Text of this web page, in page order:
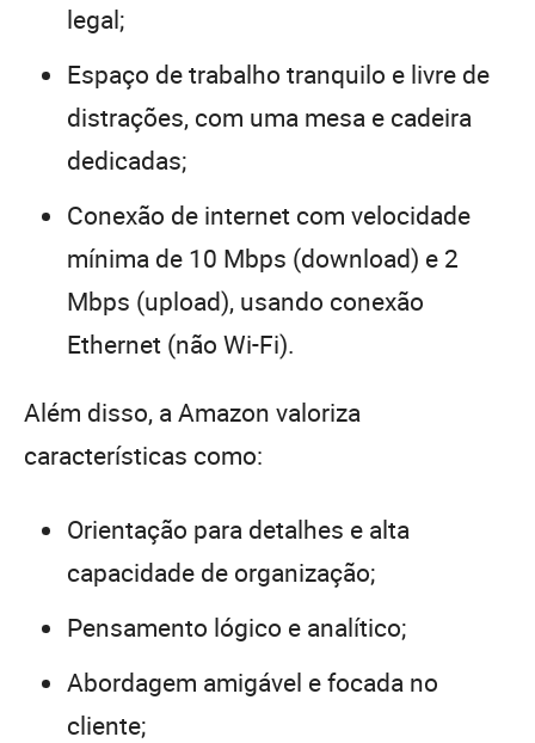
legal;
Espaço de trabalho tranquilo e livre de
distrações, com uma mesa e cadeira
dedicadas;
Conexão de internet com velocidade
mínima de 10 Mbps (download) e 2
Mbps (upload), usando conexão
Ethernet (não Wi-Fi).
Além disso, a Amazon valoriza
características como:
Orientação para detalhes e alta
capacidade de organização;
Pensamento lógico e analítico;
Abordagem amigável e focada no
cliente;